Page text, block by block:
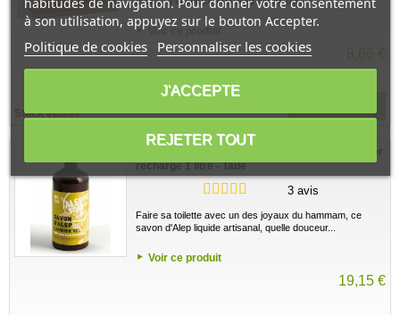
Voir ce produit
8,66 €
Stock épuisé
Savon d'Alep liquide Olive et Laurier 12% Laurier
recharge 1 litre - Tadé
3 avis
Faire sa toilette avec un des joyaux du hammam, ce
savon d'Alep liquide artisanal, quelle douceur...
Voir ce produit
19,15 €
à son utilisation, appuyez sur le bouton Accepter.
Politique de cookies Personnaliser les cookies
REJETER TOUT
J'ACCEPTE